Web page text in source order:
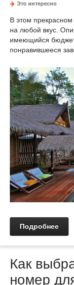
Это интересно
В этом
на любой вкус.
имеющийся бюджет
понравившееся
Подробнее
Как
номер